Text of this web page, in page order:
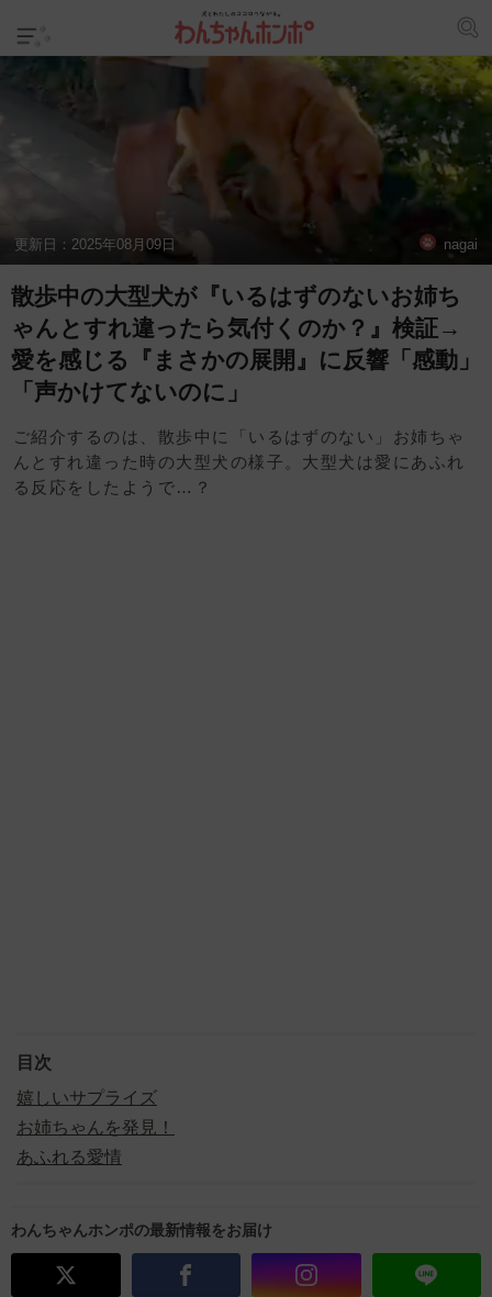
更新日： 2025年08月09日 nagai
散歩中の大型犬が『いるはずのないお姉ち
ゃんとすれ違ったら気付くのか？』検証→
愛を感じる『まさかの展開』に反響「感動」
「声かけてないのに」
ご紹介するのは、散歩中に「いるはずのない」お姉ちゃ
んとすれ違った時の大型犬の様子。大型犬は愛にあふれ
る反応をしたようで…？
目次
嬉しいサプライズ
お姉ちゃんを発見！
あふれる愛情
わんちゃんホンポの最新情報をお届け